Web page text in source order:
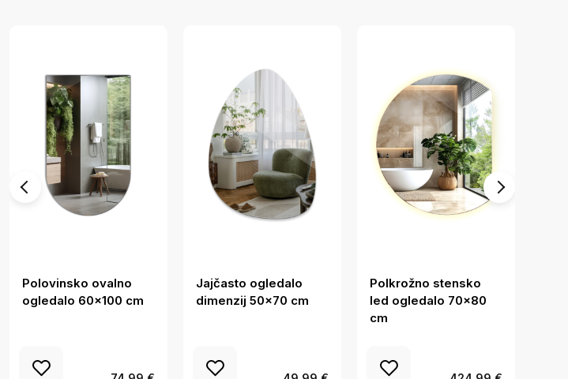
Polovinsko ovalno
ogledalo 60x100 cm
Jajčasto ogledalo
dimenzij 50x70 cm
Polkrožno stensko
led ogledalo 70x80
cm